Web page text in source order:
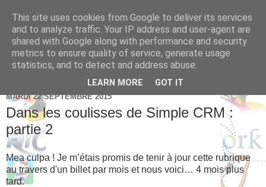
Brice Cornet: serial
entrepreneur hédoniste
MARDI 22 SEPTEMBRE 2015
Dans les coulisses de Simple CRM :
partie 2
Mea culpa ! Je m’étais promis de tenir à jour cette rubrique
au travers d'un billet par mois et nous voici… 4 mois plus
tard.
This site uses cookies from Google to deliver its services
and to analyze traffic. Your IP address and user-agent are
shared with Google along with performance and security
metrics to ensure quality of service, generate usage
statistics, and to detect and address abuse.
LEARN MORE GOT IT